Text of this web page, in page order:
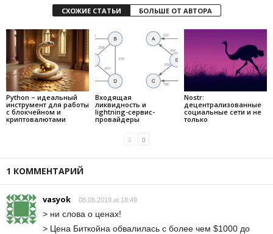
СХОЖИЕ СТАТЬИ БОЛЬШЕ ОТ АВТОРА
Python – идеальный
инструмент для работы
с блокчейном и
криптовалютами
Входящая
ликвидность и
lightning-сервис-
провайдеры
Nostr:
децентрализованные
социальные сети и не
только
1 КОММЕНТАРИЙ
vasyok 08.08.2019 at 18:49
> ни слова о ценах!
> Цена Биткойна обвалилась с более чем $1000 до